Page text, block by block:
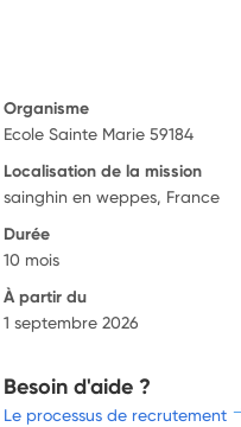
Organisme
Ecole Sainte Marie 59184
Localisation de la mission
sainghin en weppes, France
Durée
10 mois
À partir du
1 septembre 2026
Besoin d'aide ?
Le processus de recrutement